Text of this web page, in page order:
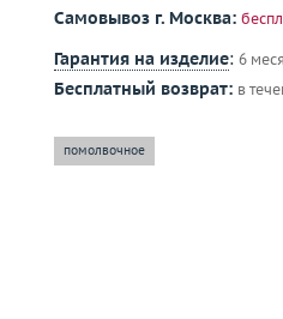
Самовывоз г. Москва:
Гарантия на изделие: 6
Бесплатный возврат: в
помолвочное